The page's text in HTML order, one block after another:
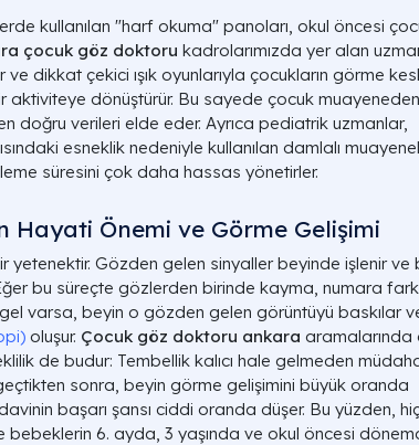
kullanılan "harf okuma" panoları, okul öncesi
çocuk göz doktoru kadrolarımızda yer alan
dikkat çekici ışık oyunlarıyla çocukların görme
aktiviteye dönüştürür. Bu sayede çocuk muayeneden
doğru verileri elde eder. Ayrıca pediatrik uzmanlar,
esneklik nedeniyle kullanılan damlalı
süresini çok daha hassas yönetirler.
Hayati Önemi ve Görme Gelişimi
yetenektir. Gözden gelen sinyaller beyinde işlenir ve
bu süreçte gözlerden birinde kayma, numara
varsa, beyin o gözden gelen görüntüyü baskılar
oluşur. Çocuk göz doktoru ankara aramalarında
de budur: Tembellik kalıcı hale gelmeden
sonra, beyin görme gelişimini büyük oranda
başarı şansı ciddi oranda düşer. Bu yüzden,
bebeklerin 6. ayda, 3 yaşında ve okul öncesi